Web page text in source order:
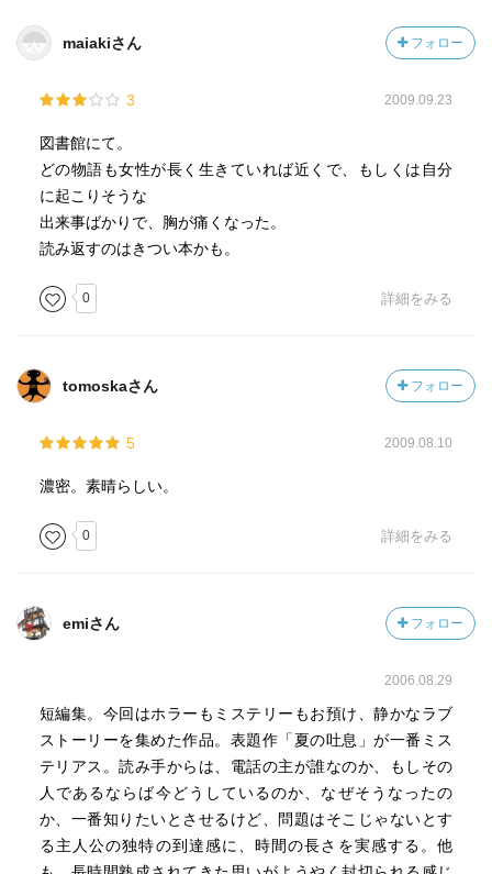
maiakiさん フォロー
3 2009.09.23
図書館にて。
どの物語も女性が長く生きていれば近くで、もしくは自分
に起こりそうな
出来事ばかりで、胸が痛くなった。
読み返すのはきつい本かも。
0 詳細をみる
tomoskaさん フォロー
5 2009.08.10
濃密。素晴らしい。
0 詳細をみる
emiさん フォロー
2006.08.29
短編集。今回はホラーもミステリーもお預け、静かなラブ
ストーリーを集めた作品。表題作「夏の吐息」が一番ミス
テリアス。読み手からは、電話の主が誰なのか、もしその
人であるならば今どうしているのか、なぜそうなったの
か、一番知りたいとさせるけど、問題はそこじゃないとす
る主人公の独特の到達感に、時間の長さを実感する。他